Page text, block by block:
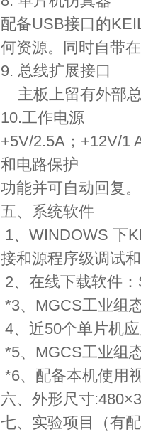
配备USB接口的
何资源。同时自带
9. 总线扩展接口
主板上留有外部
10.工作电源
+5V/2.5A；+12V/1
和电路保护
功能并可自动回复。
五、系统软件
1、WINDOWS 下
接和源程序级调试
2、在线下载软件
*3、MGCS工业组
4、近50个单片机
*5、MGCS工业组
*6、配备本机使用
六、外形尺寸
七、实验项目（有